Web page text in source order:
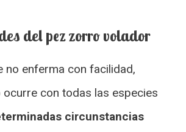
del pez zorro volador
no enferma con facilidad,
ocurre con todas las especies
circunstancias